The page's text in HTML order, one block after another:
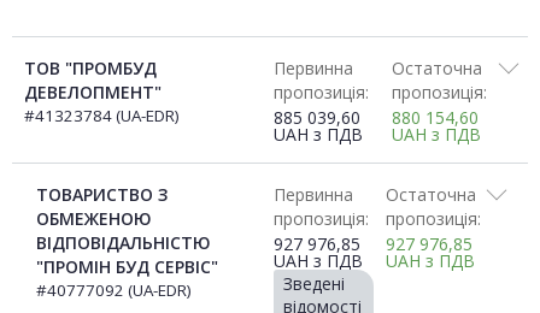
ТОВ "ПРОМБУД
ДЕВЕЛОПМЕНТ"
#41323784 (UA-EDR)
Первинна
пропозиція:
885 039,60
UAH з ПДВ
Остаточна
пропозиція:
880 154,60
UAH з ПДВ
ТОВАРИСТВО З
ОБМЕЖЕНОЮ
ВІДПОВІДАЛЬНІСТЮ
"ПРОМІН БУД СЕРВІС"
#40777092 (UA-EDR)
Первинна
пропозиція:
927 976,85
UAH з ПДВ
Зведені
відомості
Остаточна
пропозиція:
927 976,85
UAH з ПДВ